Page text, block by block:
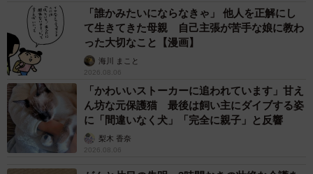
「誰かみたいにならなきゃ」 他人を正解にし
て生きてきた母親 自己主張が苦手な娘に教わ
った大切なこと【漫画】
海川 まこと
2026.08.06
「かわいいストーカーに追われています」甘え
ん坊な元保護猫 最後は飼い主にダイブする姿
に「間違いなく犬」「完全に親子」と反響
梨木 香奈
2026.08.06